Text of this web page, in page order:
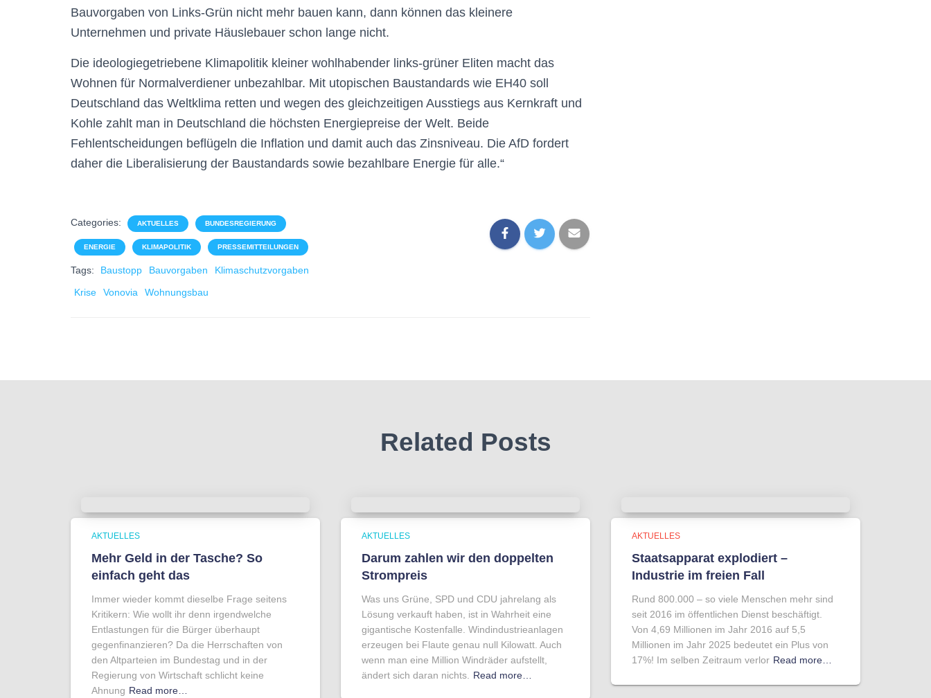
Bauvorgaben von Links-Grün nicht mehr bauen kann, dann können das kleinere
Unternehmen und private Häuslebauer schon lange nicht.
Die ideologiegetriebene Klimapolitik kleiner wohlhabender links-grüner Eliten macht das
Wohnen für Normalverdiener unbezahlbar. Mit utopischen Baustandards wie EH40 soll
Deutschland das Weltklima retten und wegen des gleichzeitigen Ausstiegs aus Kernkraft und
Kohle zahlt man in Deutschland die höchsten Energiepreise der Welt. Beide
Fehlentscheidungen beflügeln die Inflation und damit auch das Zinsniveau. Die AfD fordert
daher die Liberalisierung der Baustandards sowie bezahlbare Energie für alle.“
Categories: AKTUELLES BUNDESREGIERUNG
ENERGIE KLIMAPOLITIK PRESSEMITTEILUNGEN
Tags: Baustopp Bauvorgaben
Klimaschutzvorgaben
Krise
Vonovia Wohnungsbau
Related Posts
AKTUELLES
Mehr Geld in der Tasche? So
einfach geht das
Immer wieder kommt dieselbe Frage seitens
Kritikern: Wie wollt ihr denn irgendwelche
Entlastungen für die Bürger überhaupt
gegenfinanzieren? Da die Herrschaften von
den Altparteien im Bundestag und in der
Regierung von Wirtschaft schlicht keine
Ahnung Read more…
AKTUELLES
Darum zahlen wir den doppelten
Strompreis
Was uns Grüne, SPD und CDU jahrelang als
Lösung verkauft haben, ist in Wahrheit eine
gigantische Kostenfalle. Windindustrieanlagen
erzeugen bei Flaute genau null Kilowatt. Auch
wenn man eine Million Windräder aufstellt,
ändert sich daran nichts.
Read more…
AKTUELLES
Staatsapparat explodiert –
Industrie im freien Fall
Rund 800.000 – so viele Menschen mehr sind
seit 2016 im öffentlichen Dienst beschäftigt.
Von 4,69 Millionen im Jahr 2016 auf 5,5
Millionen im Jahr 2025 bedeutet ein Plus von
17%! Im selben Zeitraum verlor Read more…